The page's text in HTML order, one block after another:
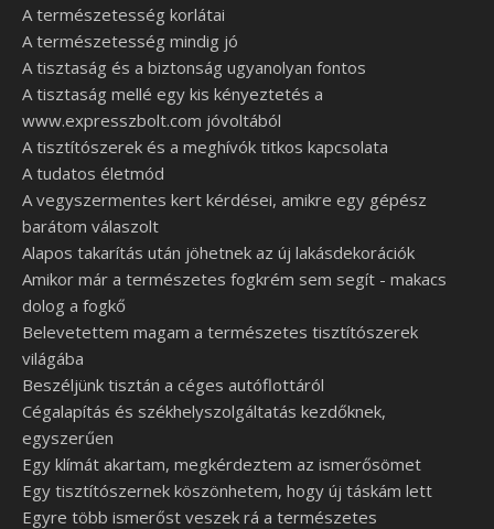
A természetesség korlátai
A természetesség mindig jó
A tisztaság és a biztonság ugyanolyan fontos
A tisztaság mellé egy kis kényeztetés a
www.expresszbolt.com jóvoltából
A tisztítószerek és a meghívók titkos kapcsolata
A tudatos életmód
A vegyszermentes kert kérdései, amikre egy gépész
barátom válaszolt
Alapos takarítás után jöhetnek az új lakásdekorációk
Amikor már a természetes fogkrém sem segít - makacs
dolog a fogkő
Belevetettem magam a természetes tisztítószerek
világába
Beszéljünk tisztán a céges autóflottáról
Cégalapítás és székhelyszolgáltatás kezdőknek,
egyszerűen
Egy klímát akartam, megkérdeztem az ismerősömet
Egy tisztítószernek köszönhetem, hogy új táskám lett
Egyre több ismerőst veszek rá a természetes